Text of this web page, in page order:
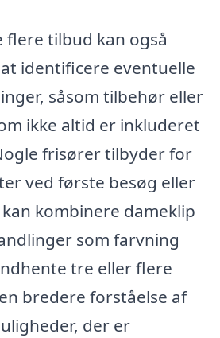
flere tilbud kan også
identificere eventuelle
såsom tilbehør eller
ikke altid er inkluderet
frisører tilbyder for
ved første besøg eller
kombinere dameklip
som farvning
tre eller flere
bredere forståelse af
der er